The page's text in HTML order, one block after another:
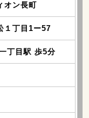
オン長町
１丁目1ー57
丁目駅 歩5分